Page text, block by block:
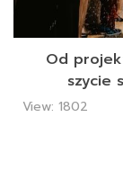
Od
szycie
View: 1802